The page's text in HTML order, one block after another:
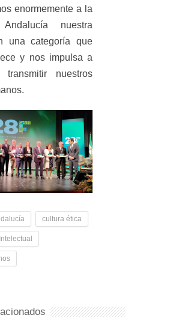
enormemente a la
nuestra
una categoría que
y nos impulsa a
nuestros
cultura ética